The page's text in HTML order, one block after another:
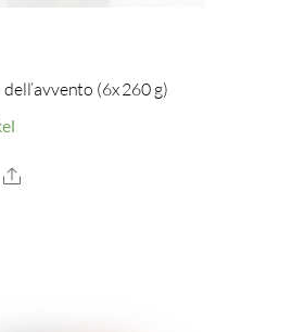
(6x 260 g)
Share